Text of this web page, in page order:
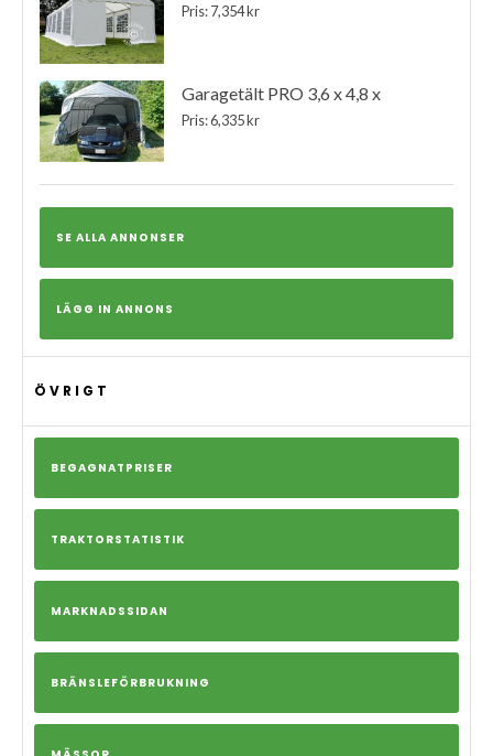
Pris: 7,354 kr
Garagetält PRO 3,6 x 4,8 x
Pris: 6,335 kr
SE ALLA ANNONSER
LÄGG IN ANNONS
ÖVRIGT
BEGAGNATPRISER
TRAKTORSTATISTIK
MARKNADSSIDAN
BRÄNSLEFÖRBRUKNING